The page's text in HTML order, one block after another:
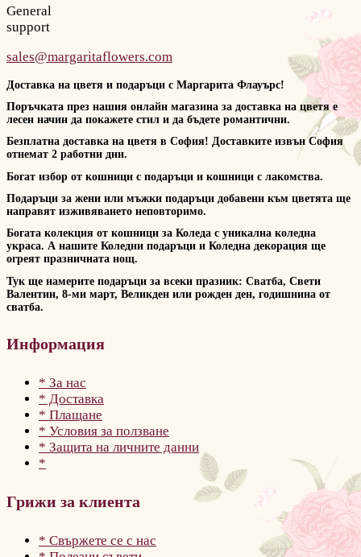
General
support
sales@margaritaflowers.com
Доставка на цветя и подаръци с Маргарита Флауърс!
Поръчката през нашия онлайн магазина за доставка на цветя е
лесен начин да покажете стил и да бъдете романтични.
Безплатна доставка на цветя в София! Доставките извън София
отнемат 2 работни дни.
Богат избор от кошници с подаръци и кошници с лакомства.
Подаръци за жени или мъжки подаръци добавени към цветята ще
направят изживяването неповторимо.
Богата колекция от кошници за Коледа с уникална коледна
украса. А нашите Коледни подаръци и Коледна декорация ще
огреят празничната нощ.
Тук ще намерите подаръци за всеки празник: Сватба, Свети
Валентин, 8-ми март, Великден или рожден ден, годишнина от
сватба.
Информация
* За нас
* Доставка
* Плащане
* Условия за ползване
* Защита на личните данни
*
Грижи за клиента
* Свържете се с нас